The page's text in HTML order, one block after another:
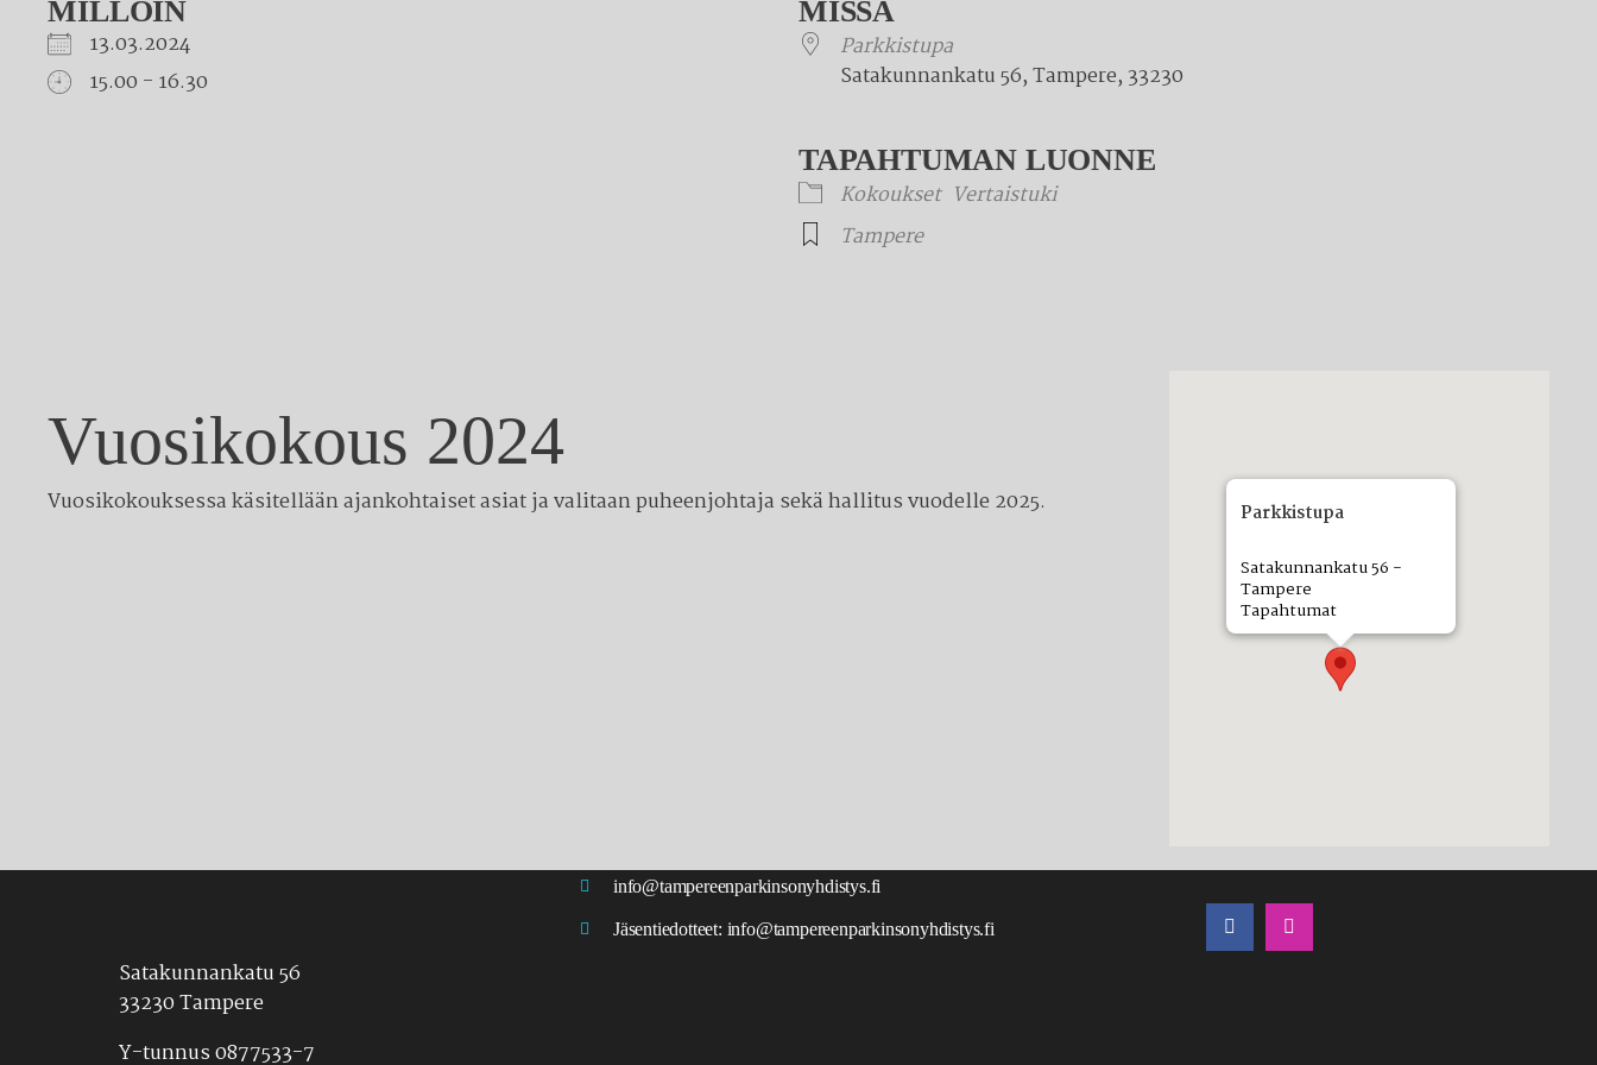
MILLOIN
13.03.2024
15.00 - 16.30
MISSÄ
Parkkistupa
Satakunnankatu 56, Tampere, 33230
TAPAHTUMAN LUONNE
Kokoukset Vertaistuki
Tampere
Parkkistupa
Satakunnankatu 56 -
Tampere
Tapahtumat
Vuosikokous 2024
Vuosikokouksessa käsitellään ajankohtaiset asiat ja valitaan puheenjohtaja sekä hallitus vuodelle 2025.
Satakunnankatu 56
33230 Tampere
Y-tunnus 0877533-7
info@tampereenparkinsonyhdistys.fi
Jäsentiedotteet: info@tampereenparkinsonyhdistys.fi